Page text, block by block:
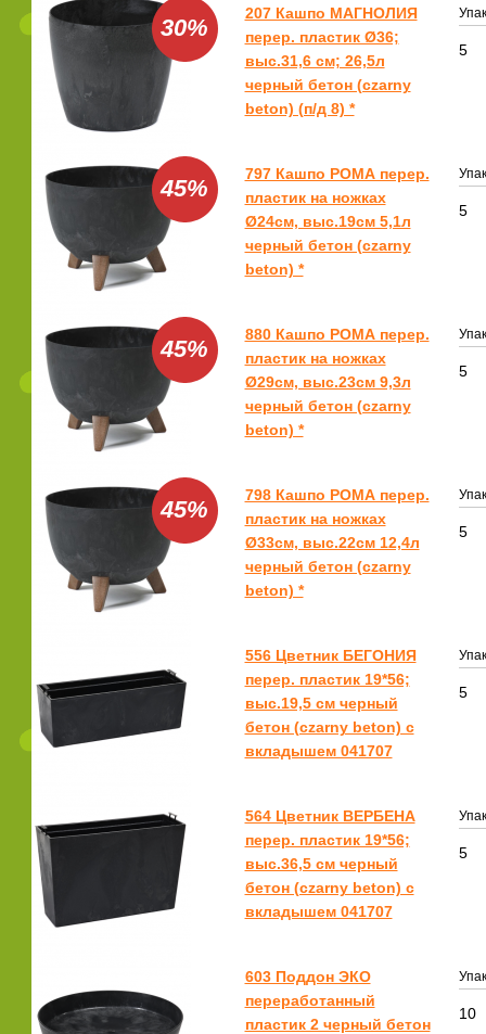
30%
207 Кашпо МАГНОЛИЯ
перер. пластик Ø36;
выс.31,6 см; 26,5л
черный бетон (czarny
beton) (п/д 8) *
5
45%
797 Кашпо РОМА перер.
пластик на ножках
Ø24см, выс.19см 5,1л
черный бетон (czarny
beton) *
5
45%
880 Кашпо РОМА перер.
пластик на ножках
Ø29см, выс.23см 9,3л
черный бетон (czarny
beton) *
5
45%
798 Кашпо РОМА перер.
пластик на ножках
Ø33см, выс.22см 12,4л
черный бетон (czarny
beton) *
5
556 Цветник БЕГОНИЯ
перер. пластик 19*56;
выс.19,5 см черный
бетон (czarny beton) с
вкладышем 041707
5
564 Цветник ВЕРБЕНА
перер. пластик 19*56;
выс.36,5 см черный
бетон (czarny beton) с
вкладышем 041707
5
603 Поддон ЭКО
переработанный
пластик 2 черный бетон
10